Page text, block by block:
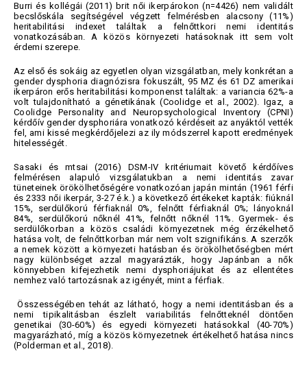
Burri és kollégái (2011) brit női ikerpárokon (n=4426) nem validált
becslőskála segítségével végzett felmérésben alacsony (11%)
heritabilitási indexet találtak a felnőttkori nemi identitás
vonatkozásában. A közös környezeti hatásoknak itt sem volt
érdemi szerepe.
Az első és sokáig az egyetlen olyan vizsgálatban, mely konkrétan a
gender dysphoria diagnózisra fokuszált, 95 MZ és 61 DZ amerikai
ikerpáron erős heritabilitási komponenst találtak: a variancia 62%-a
volt tulajdonítható a génetikának (Coolidge et al., 2002). Igaz, a
Coolidge Personality and Neuropsychological Inventory (CPNI)
kérdőív gender dysphoriára vonatkozó kérdéseit az anyáktól vették
fel, ami kissé megkérdőjelezi az ily módszerrel kapott eredmények
hitelességét.
Sasaki és mtsai (2016) DSM-IV kritériumait követő kérdőíves
felmérésen alapuló vizsgálatukban a nemi identitás zavar
tüneteinek örökölhetőségére vonatkozóan japán mintán (1961 férfi
és 2333 női ikerpár, 3-27 é.k.) a következő értékeket kapták: fiúknál
15%, serdülőkorú férfiaknál 0%, felnőtt férfiaknál 0%; lányoknál
84%, serdülőkorú nőknél 41%, felnőtt nőknél 11%. Gyermek- és
serdülőkorban a közös családi környezetnek még érzékelhető
hatása volt, de felnőttkorban már nem volt szignifikáns. A szerzők
a nemek között a környezeti hatásban és örökölhetőségben mért
nagy különbséget azzal magyarázták, hogy Japánban a nők
könnyebben kifejezhetik nemi dysphoriájukat és az ellentétes
nemhez való tartozásnak az igényét, mint a férfiak.
Összességében tehát az látható, hogy a nemi identitásban és a
nemi tipikalitásban észlelt variabilitás felnőtteknél döntően
genetikai (30-60%) és egyedi környezeti hatásokkal (40-70%)
magyarázható, míg a közös környezetnek értékelhető hatása nincs
(Polderman et al., 2018).